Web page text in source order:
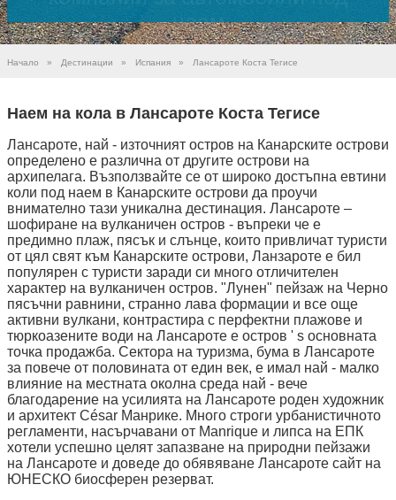
Начало » Дестинации » Испания » Лансароте Коста Тегисе
Наем на кола в Лансароте Коста Тегисе
Лансароте, най - източният остров на Канарските острови
определено е различна от другите острови на
архипелага. Възползвайте се от широко достъпна евтини
коли под наем в Канарските острови да проучи
внимателно тази уникална дестинация. Лансароте –
шофиране на вулканичен остров - въпреки че е
предимно плаж, пясък и слънце, които привличат туристи
от цял свят към Канарските острови, Ланзароте е бил
популярен с туристи заради си много отличителен
характер на вулканичен остров. "Лунен" пейзаж на Черно
пясъчни равнини, странно лава формации и все още
активни вулкани, контрастира с перфектни плажове и
тюркоазените води на Лансароте е остров ' s основната
точка продажба. Сектора на туризма, бума в Лансароте
за повече от половината от един век, е имал най - малко
влияние на местната околна среда най - вече
благодарение на усилията на Лансароте роден художник
и архитект César Манрике. Много строги урбанистичното
регламенти, насърчавани от Manrique и липса на ЕПК
хотели успешно целят запазване на природни пейзажи
на Лансароте и доведе до обявяване Лансароте сайт на
ЮНЕСКО биосферен резерват.